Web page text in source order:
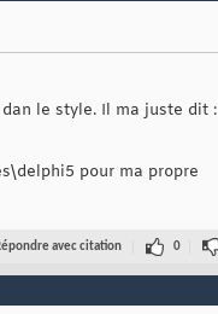
le style. Il ma juste dit :
pour ma propre
avec citation 0